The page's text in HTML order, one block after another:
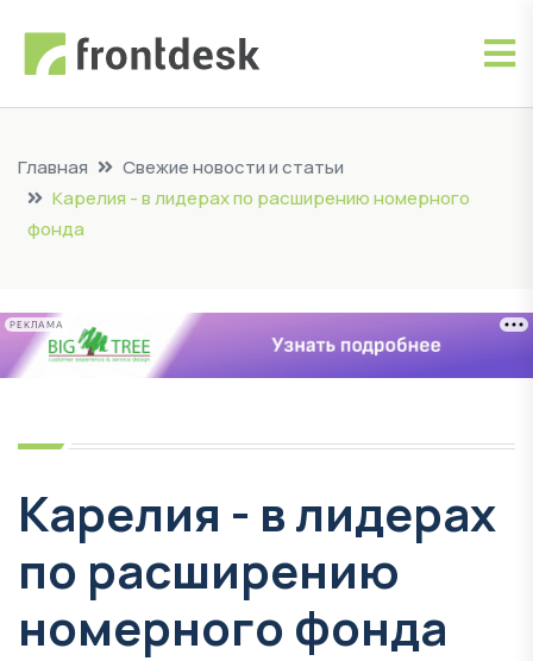
Главная
Свежие новости и статьи
Карелия - в лидерах по расширению номерного
фонда
РЕКЛАМА
Карелия - в лидерах
по расширению
номерного фонда